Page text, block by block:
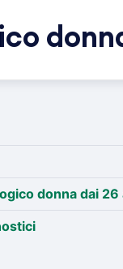
donna dai 26